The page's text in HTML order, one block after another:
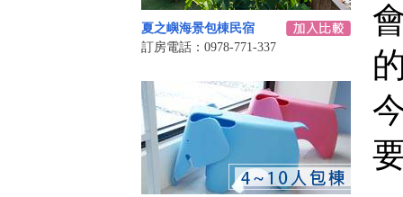
夏之嶼海景包棟民宿
訂房電話：0978-771-337